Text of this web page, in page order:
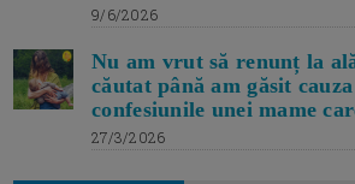
9/6/2026
Nu am vrut să renunț la
căutat până am găsit
confesiunile unei mame
27/3/2026